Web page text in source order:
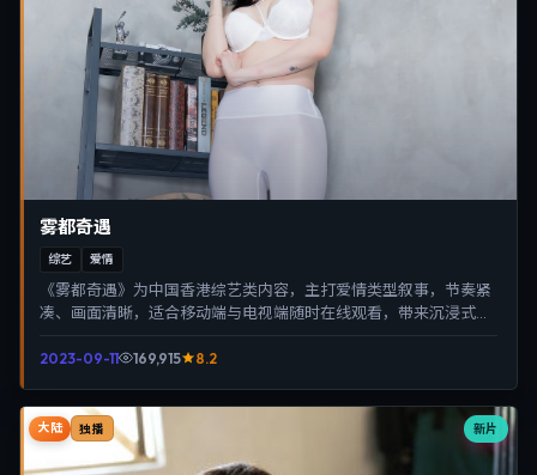
雾都奇遇
综艺 爱情
《雾都奇遇》为中国香港综艺类内容，主打爱情类型叙事，节奏紧
凑、画面清晰，适合移动端与电视端随时在线观看，带来沉浸式视
2023-09-11 169,915 8.2
新片
大陆 独播